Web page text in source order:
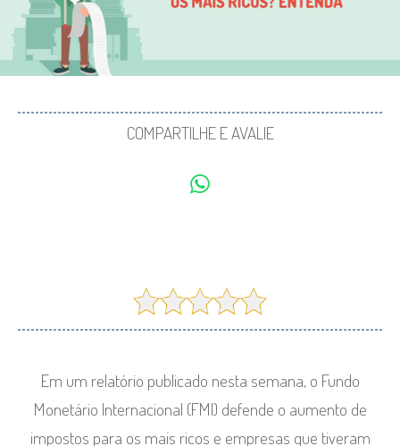
COMPARTILHE E AVALIE
Em um relatório publicado nesta semana, o Fundo
Monetário Internacional (FMI) defende o aumento de
impostos para os mais ricos e empresas que tiveram